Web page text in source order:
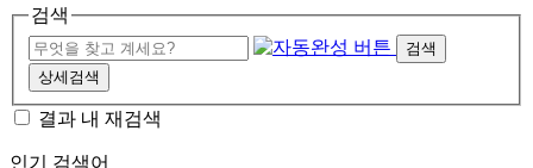
검색
검색
상세검색
결과 내 재검색
인기 검색어